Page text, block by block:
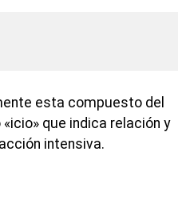
esta compuesto del
que indica relación y
intensiva.